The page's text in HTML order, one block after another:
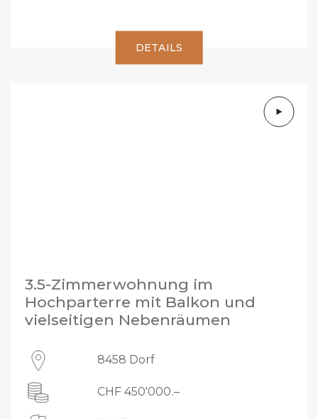
DETAILS
3.5-Zimmerwohnung im
Hochparterre mit Balkon und
vielseitigen Nebenräumen
8458 Dorf
CHF 450'000.–